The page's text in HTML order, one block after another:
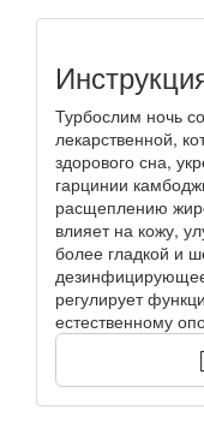
Турбослим ночь
лекарственной,
здорового сна,
гарцинии
расщеплению
влияет на кожу,
более гладкой и
регулирует
естественному